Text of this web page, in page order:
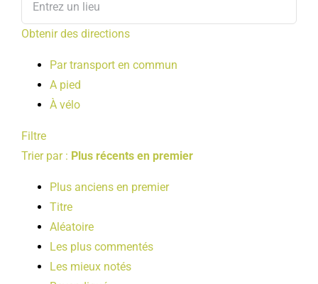
Obtenir des directions
Par transport en commun
A pied
À vélo
Filtre
Trier par : Plus récents en premier
Plus anciens en premier
Titre
Aléatoire
Les plus commentés
Les mieux notés